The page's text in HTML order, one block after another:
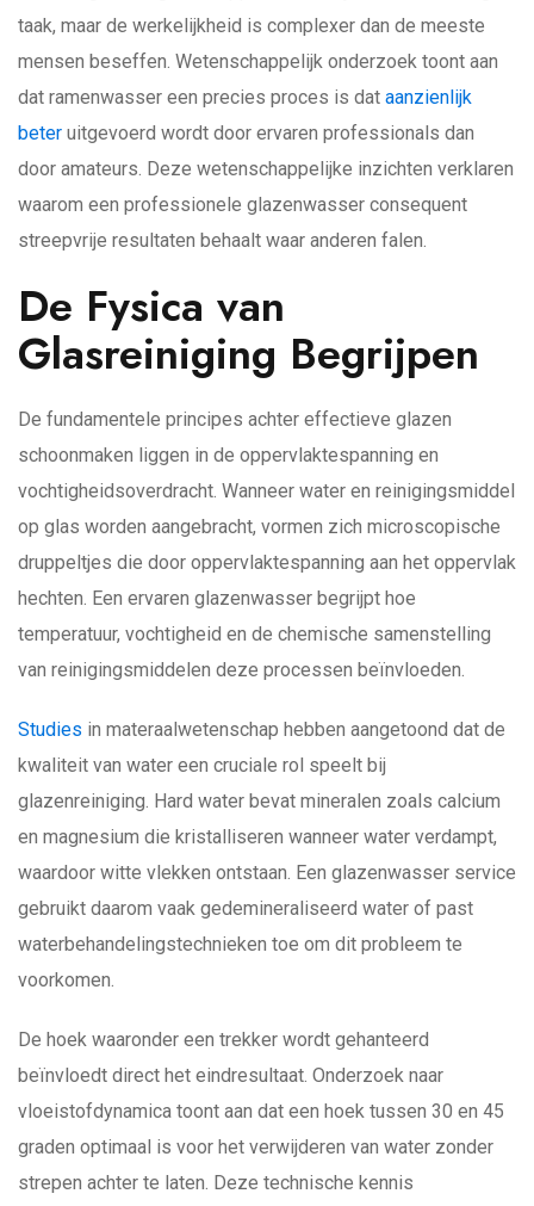
taak, maar de werkelijkheid is complexer dan de meeste
mensen beseffen. Wetenschappelijk onderzoek toont aan
dat ramenwasser een precies proces is dat aanzienlijk
beter uitgevoerd wordt door ervaren professionals dan
door amateurs. Deze wetenschappelijke inzichten verklaren
waarom een professionele glazenwasser consequent
streepvrije resultaten behaalt waar anderen falen.
De Fysica van
Glasreiniging Begrijpen
De fundamentele principes achter effectieve glazen
schoonmaken liggen in de oppervlaktespanning en
vochtigheidsoverdracht. Wanneer water en reinigingsmiddel
op glas worden aangebracht, vormen zich microscopische
druppeltjes die door oppervlaktespanning aan het oppervlak
hechten. Een ervaren glazenwasser begrijpt hoe
temperatuur, vochtigheid en de chemische samenstelling
van reinigingsmiddelen deze processen beïnvloeden.
Studies in materaalwetenschap hebben aangetoond dat de
kwaliteit van water een cruciale rol speelt bij
glazenreiniging. Hard water bevat mineralen zoals calcium
en magnesium die kristalliseren wanneer water verdampt,
waardoor witte vlekken ontstaan. Een glazenwasser service
gebruikt daarom vaak gedemineraliseerd water of past
waterbehandelingstechnieken toe om dit probleem te
voorkomen.
De hoek waaronder een trekker wordt gehanteerd
beïnvloedt direct het eindresultaat. Onderzoek naar
vloeistofdynamica toont aan dat een hoek tussen 30 en 45
graden optimaal is voor het verwijderen van water zonder
strepen achter te laten. Deze technische kennis